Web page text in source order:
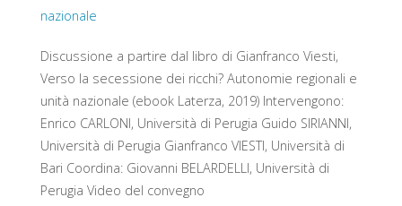
nazionale
Discussione a partire dal libro di Gianfranco Viesti,
Verso la secessione dei ricchi? Autonomie regionali e
unità nazionale (ebook Laterza, 2019) Intervengono:
Enrico CARLONI, Università di Perugia Guido SIRIANNI,
Università di Perugia Gianfranco VIESTI, Università di
Bari Coordina: Giovanni BELARDELLI, Università di
Perugia Video del convegno